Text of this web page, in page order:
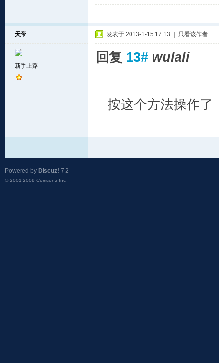
天帝
新手上路
发表于 2013-1-15 17:13 只看该作者
回复 13# wulali
按这个方法操作了
Powered by Discuz! 7.2
© 2001-2009 Comsenz Inc.